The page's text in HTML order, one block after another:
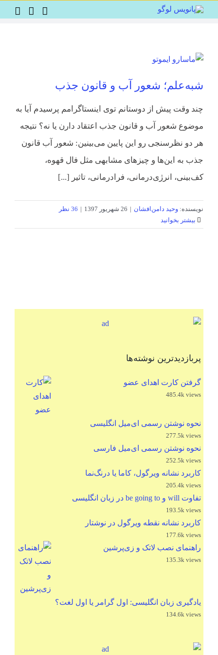
to
شبه‌علم؛ شعور آب و قانون جذب
چند وقت پیش از دوستانم توی اینستاگرامم پرسیدم آیا به
موضوع شعور آب و قانون جذب اعتقاد دارن یا نه؟ نتیجه
هر دو نظرسنجی رو این پایین می‌بینین: شعور آب قانون
جذب به این‌ها و چیزهای مشابهی مثل فال قهوه،
کف‌بینی، انرژی‌درمانی، فرادرمانی، تاثیر [...]
نویسنده: وحید دامن‌افشان | 26 شهریور 1397 | 36 نظر
بیشتر بخوانید
پربازدیدترین نوشته‌ها
گرفتن کارت اهدای عضو
485.4k views
نحوه نوشتن رسمی ای‌میل انگلیسی
277.5k views
نحوه نوشتن رسمی ای‌میل فارسی
252.5k views
کاربرد نشانه ویرگول، کاما یا درنگ‌نما
205.4k views
تفاوت will و be going to در زبان انگلیسی
193.5k views
کاربرد نشانه نقطه ویرگول در نوشتار
177.6k views
راهنمای نصب لاتک و زی‌پرشین
135.3k views
یادگیری زبان انگلیسی: اول گرامر یا اول لغت؟
134.6k views